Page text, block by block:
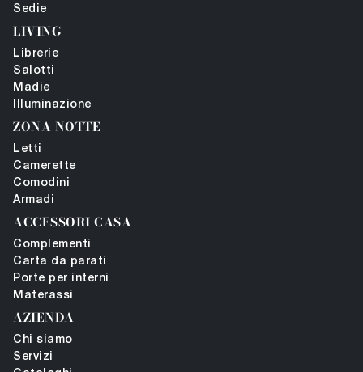
Sedie
LIVING
Librerie
Salotti
Madie
Illuminazione
ZONA NOTTE
Letti
Camerette
Comodini
Armadi
ACCESSORI CASA
Complementi
Carta da parati
Porte per interni
Materassi
AZIENDA
Chi siamo
Servizi